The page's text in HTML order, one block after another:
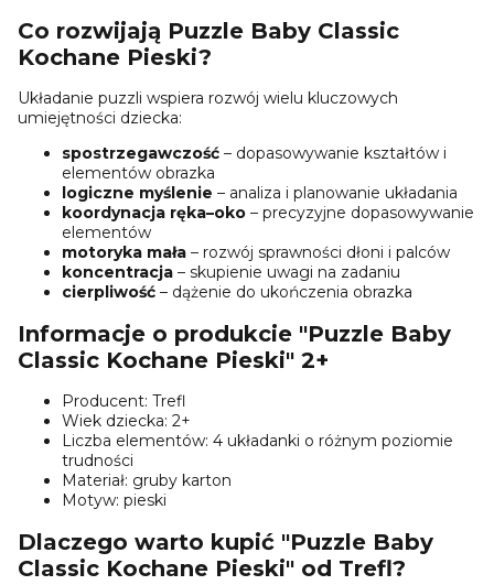
Co rozwijają Puzzle Baby Classic
Kochane Pieski?
Układanie puzzli wspiera rozwój wielu kluczowych
umiejętności dziecka:
spostrzegawczość – dopasowywanie kształtów i
elementów obrazka
logiczne myślenie – analiza i planowanie układania
koordynacja ręka–oko – precyzyjne dopasowywanie
elementów
motoryka mała – rozwój sprawności dłoni i palców
koncentracja – skupienie uwagi na zadaniu
cierpliwość – dążenie do ukończenia obrazka
Informacje o produkcie "Puzzle Baby
Classic Kochane Pieski" 2+
Producent: Trefl
Wiek dziecka: 2+
Liczba elementów: 4 układanki o różnym poziomie
trudności
Materiał: gruby karton
Motyw: pieski
Dlaczego warto kupić "Puzzle Baby
Classic Kochane Pieski" od Trefl?